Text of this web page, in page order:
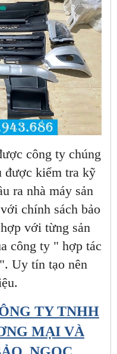
công ty chúng
được kiểm tra kỹ
ra nhà máy sản
chính sách bảo
với từng sản
công ty " hợp tác
Uy tín tạo nên
TY TNHH
MẠI VÀ